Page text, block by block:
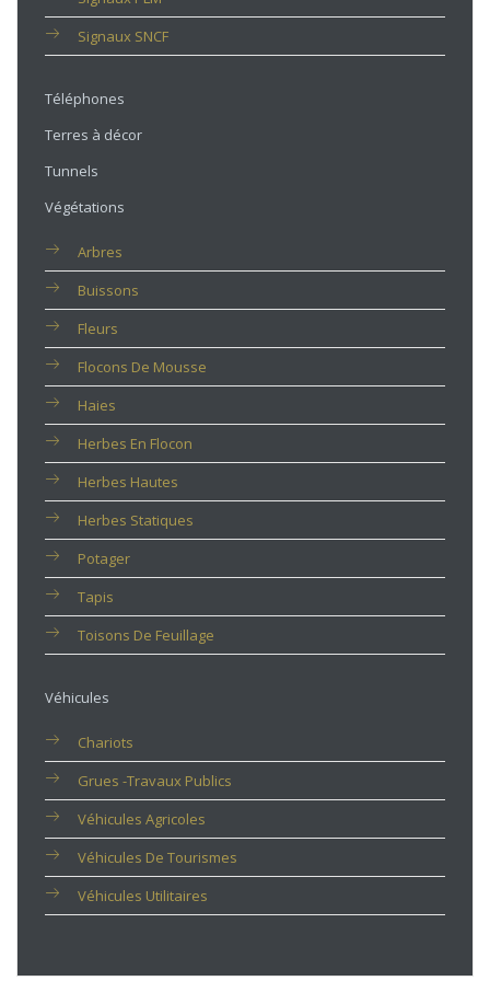
Signaux SNCF
Téléphones
Terres à décor
Tunnels
Végétations
Arbres
Buissons
Fleurs
Flocons De Mousse
Haies
Herbes En Flocon
Herbes Hautes
Herbes Statiques
Potager
Tapis
Toisons De Feuillage
Véhicules
Chariots
Grues -travaux Publics
Véhicules Agricoles
Véhicules De Tourismes
Véhicules Utilitaires